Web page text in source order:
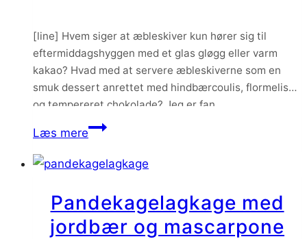
[line] Hvem siger at æbleskiver kun hører sig til
eftermiddagshyggen med et glas gløgg eller varm
kakao? Hvad med at servere æbleskiverne som en
smuk dessert anrettet med hindbærcoulis, flormelis
og tempereret chokolade? Jeg er fan.
Læs mereÆbleskiver
hindbærcoulis
chokoladeganache
Pandekagelagkage med
jordbær og mascarpone